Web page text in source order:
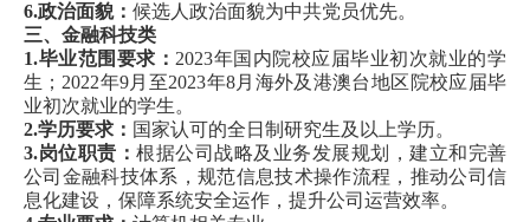
6.政治面貌： 候选人政治面貌为中共党员优先。
三、金融科技类
1.毕业范围要求： 2023年国内院校应届毕业初次就业的学
生； 2022年9月至2023年8月海外及港澳台地区院校应届毕
业初次就业的学生。
2.学历要求： 国家认可的全日制研究生及以上学历。
3.岗位职责： 根据公司战略及业务发展规划，建立和完善
公司金融科技体系，规范信息技术操作流程，推动公司信
息化建设，保障系统安全运作，提升公司运营效率。